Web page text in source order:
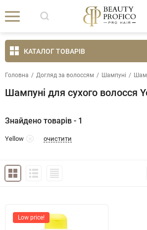
КАТАЛОГ ТОВАРІВ
Головна / Догляд за волоссям / Шампуні /
Шампуні для сухого волосся
Знайдено товарів - 1
Yellow очистити
Low price!